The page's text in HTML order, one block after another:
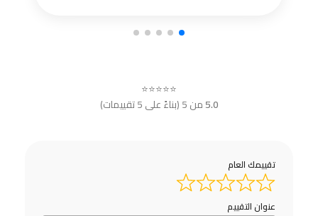
⭐⭐⭐⭐⭐
5.0من 5 (بناءً على 5 تقييمات)
تقييمك العام
عنوان التقييم